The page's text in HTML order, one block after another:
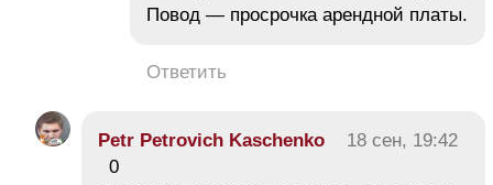
Повод — просрочка арендной платы.
Ответить
Petr Petrovich Kaschenko
18 сен, 19:42
0